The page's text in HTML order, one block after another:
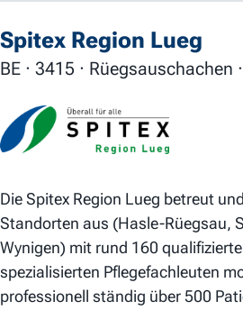
Spitex Region Lueg
BE · 3415 · Rüegsauschachen
Die Spitex Region Lueg betreut
Standorten aus (Hasle-Rüegsau,
Wynigen) mit rund 160
spezialisierten Pflegefachleuten
professionell ständig über 500